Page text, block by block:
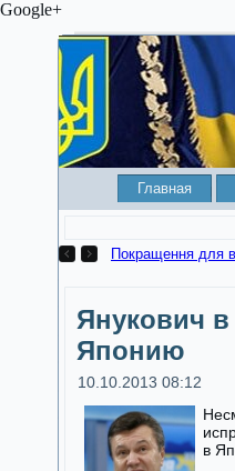
Google+
Главная
Покращення для
Янукович
Японию
10.10.2013 08:12
в